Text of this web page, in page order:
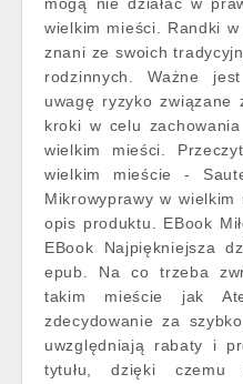
wielkim mieści. Randki
znani ze swoich
rodzinnych. Ważne
uwagę ryzyko
kroki w celu
wielkim mieści.
wielkim mieście -
Mikrowyprawy w
opis produktu. EBook
EBook Najpiękniejsza
epub. Na co trzeba
takim mieście jak
zdecydowanie za
uwzględniają rabaty i
tytułu, dzięki czemu